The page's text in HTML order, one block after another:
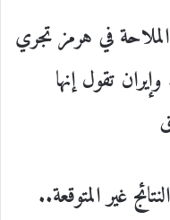
في هرمز تجري
تقول إنها
غير المتوقعة..